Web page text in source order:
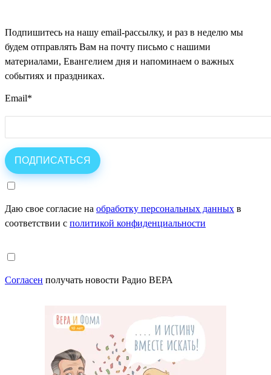
Подпишитесь на нашу email-рассылку, и раз в неделю мы
будем отправлять Вам на почту письмо с нашими
материалами, Евангелием дня и напоминаем о важных
событиях и праздниках.
Email*
Даю свое согласие на обработку персональных данных в
соответствии с политикой конфиденциальности
Согласен получать новости Радио ВЕРА